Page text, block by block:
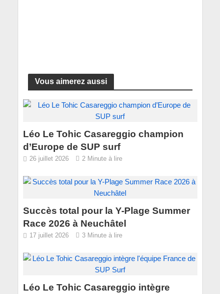
Vous aimerez aussi
Léo Le Tohic Casareggio champion
d’Europe de SUP surf
26 juillet 2026 2 Minute à lire
Succès total pour la Y-Plage Summer
Race 2026 à Neuchâtel
17 juillet 2026 3 Minute à lire
Léo Le Tohic Casareggio intègre